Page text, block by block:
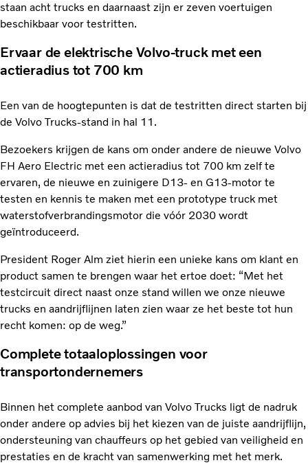
staan acht trucks en daarnaast zijn er zeven voertuigen
beschikbaar voor testritten.
Ervaar de elektrische Volvo-truck met een
actieradius tot 700 km
Een van de hoogtepunten is dat de testritten direct starten bij
de Volvo Trucks-stand in hal 11.
Bezoekers krijgen de kans om onder andere de nieuwe Volvo
FH Aero Electric met een actieradius tot 700 km zelf te
ervaren, de nieuwe en zuinigere D13- en G13-motor te
testen en kennis te maken met een prototype truck met
waterstofverbrandingsmotor die vóór 2030 wordt
geïntroduceerd.
President Roger Alm ziet hierin een unieke kans om klant en
product samen te brengen waar het ertoe doet: “Met het
testcircuit direct naast onze stand willen we onze nieuwe
trucks en aandrijflijnen laten zien waar ze het beste tot hun
recht komen: op de weg.”
Complete totaaloplossingen voor
transportondernemers
Binnen het complete aanbod van Volvo Trucks ligt de nadruk
onder andere op advies bij het kiezen van de juiste aandrijflijn,
ondersteuning van chauffeurs op het gebied van veiligheid en
prestaties en de kracht van samenwerking met het merk.